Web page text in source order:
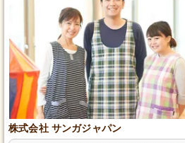
株式会社 サンガジャパン